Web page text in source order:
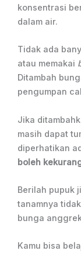
konsentrasi
dalam air.
Tidak ada
atau memakai
Ditambah
pengumpan
Jika
masih dapat
diperhatikan
boleh
Berilah pupuk
tanamnya
bunga
Kamu bisa